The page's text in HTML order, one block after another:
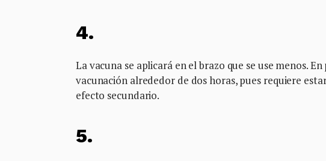
4.
La vacuna se aplicará en el brazo que se use menos.
vacunación alrededor de dos horas, pues requiere
efecto secundario.
5.